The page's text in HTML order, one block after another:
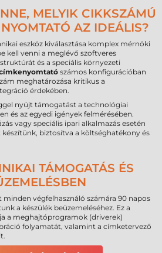
MELYIK CIKKSZÁMÚ
AZ IDEÁLIS?
eszköz kiválasztása komplex mérnöki
kell venni a meglévő szoftveres
és a speciális környezeti
címkenyomtatószámos konfigurációban
meghatározása kritikus a
érdekében.
nyújt támogatást a technológiai
és az egyedi igények felmérésében.
vagy speciális ipari alkalmazás esetén
biztosítva a költséghatékony és
TÁMOGATÁS ÉS
végfelhasználó számára 90 napos
a készülék beüzemeléséhez. Ez a
a meghajtóprogramok (driverek)
folyamatát, valamint a címketervező